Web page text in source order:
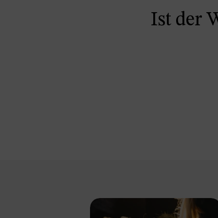
Ist der
Wenn Sie
Passwort